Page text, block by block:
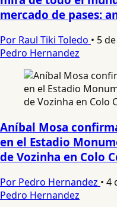
mercado de pases:
Por Raul Tiki Toledo • 5
Pedro Hernandez
Aníbal Mosa
en el Estadio
de Vozinha en Colo
Por Pedro Hernandez • 4
Pedro Hernandez